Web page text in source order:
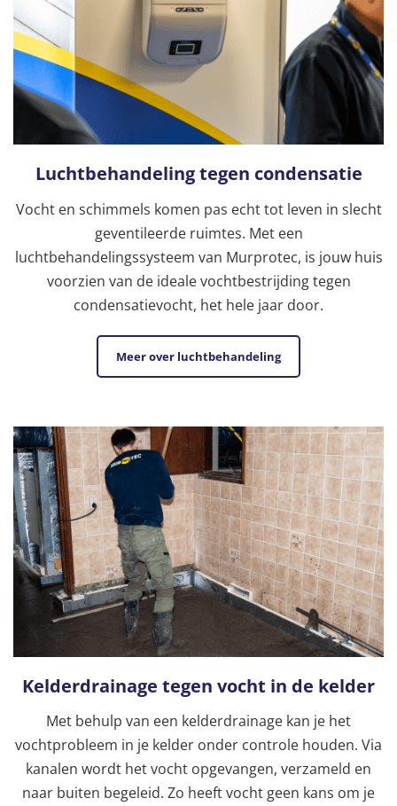
Luchtbehandeling tegen condensatie
Vocht en schimmels komen pas echt tot leven in slecht
geventileerde ruimtes. Met een
luchtbehandelingssysteem van Murprotec, is jouw huis
voorzien van de ideale vochtbestrijding tegen
condensatievocht, het hele jaar door.
Meer over luchtbehandeling
Kelderdrainage tegen vocht in de kelder
Met behulp van een kelderdrainage kan je het
vochtprobleem in je kelder onder controle houden. Via
kanalen wordt het vocht opgevangen, verzameld en
naar buiten begeleid. Zo heeft vocht geen kans om je